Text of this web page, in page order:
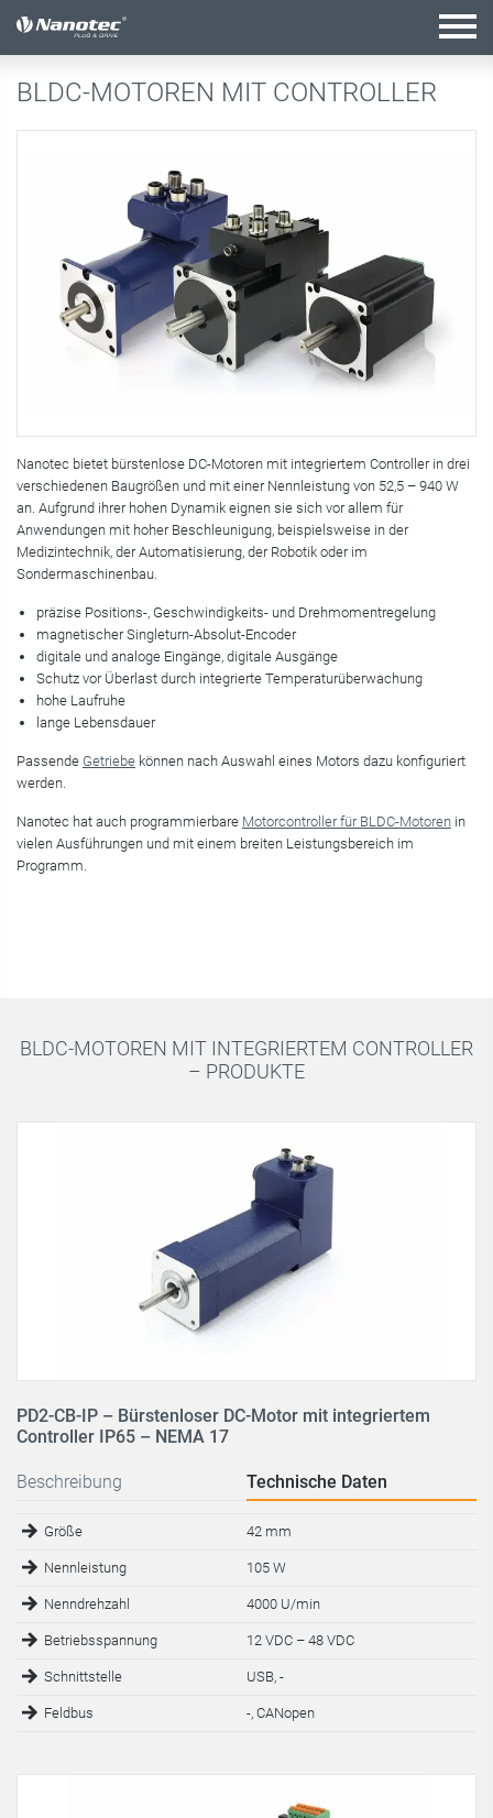
Aktive Kombination
BLDC-MOTOREN MIT CONTROLLER
Nanotec bietet bürstenlose DC-Motoren mit integriertem Controller in drei
verschiedenen Baugrößen und mit einer Nennleistung von 52,5 – 940 W
an. Aufgrund ihrer hohen Dynamik eignen sie sich vor allem für
Anwendungen mit hoher Beschleunigung, beispielsweise in der
Medizintechnik, der Automatisierung, der Robotik oder im
Sondermaschinenbau.
präzise Positions-, Geschwindigkeits- und Drehmomentregelung
magnetischer Singleturn-Absolut-Encoder
digitale und analoge Eingänge, digitale Ausgänge
Schutz vor Überlast durch integrierte Temperaturüberwachung
hohe Laufruhe
lange Lebensdauer
Passende Getriebe können nach Auswahl eines Motors dazu konfiguriert
werden.
Nanotec hat auch programmierbare Motorcontroller für BLDC-Motoren in
vielen Ausführungen und mit einem breiten Leistungsbereich im
Programm.
BLDC-MOTOREN MIT INTEGRIERTEM CONTROLLER
– PRODUKTE
PD2-CB-IP – Bürstenloser DC-Motor mit integriertem
Controller IP65 – NEMA 17
Beschreibung Technische Daten
Größe 42 mm
Nennleistung 105 W
Nenndrehzahl 4000 U/min
Betriebsspannung 12 VDC – 48 VDC
Schnittstelle USB, -
Feldbus -, CANopen